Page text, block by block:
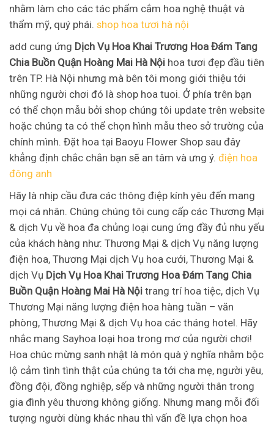
nhằm làm cho các tác phẩm cắm hoa nghệ thuật và
thẩm mỹ, quý phái. shop hoa tươi hà nội
add cung ứng Dịch Vụ Hoa Khai Trương Hoa Đám Tang
Chia Buồn Quận Hoàng Mai Hà Nội hoa tươi đẹp đầu tiên
trên TP. Hà Nội nhưng mà bên tôi mong giới thiệu tới
những người chơi đó là shop hoa tuoi. Ở phía trên bạn
có thể chọn mẫu bởi shop chúng tôi update trên website
hoặc chúng ta có thể chọn hình mẫu theo sở trường của
chính mình. Đặt hoa tại Baoyu Flower Shop sau đây
khẳng định chắc chắn bạn sẽ an tâm và ưng ý. điện hoa
đông anh
Hãy là nhịp cầu đưa các thông điệp kính yêu đến mang
mọi cá nhân. Chúng chúng tôi cung cấp các Thương Mại
& dịch Vụ về hoa đa chủng loại cung ứng đầy đủ nhu yếu
của khách hàng như: Thương Mại & dịch Vụ năng lượng
điện hoa, Thương Mại dịch Vụ hoa cưới, Thương Mại &
dịch Vụ Dịch Vụ Hoa Khai Trương Hoa Đám Tang Chia
Buồn Quận Hoàng Mai Hà Nội trang trí hoa tiệc, dịch Vụ
Thương Mại năng lượng điện hoa hàng tuần – văn
phòng, Thương Mại & dịch Vụ hoa các tháng hotel. Hãy
nhắc mang Sayhoa loại hoa trong mơ của người chơi!
Hoa chúc mừng sanh nhật là món quà ý nghĩa nhằm bộc
lộ cảm tình tình thật của chúng ta tới cha mẹ, người yêu,
đồng đội, đồng nghiệp, sếp và những người thân trong
gia đình yêu thương không giống. Nhưng mang mỗi đối
tượng người dùng khác nhau thì vấn đề lựa chọn hoa